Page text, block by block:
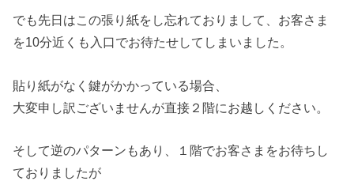
でも先日はこの張り紙をし忘れておりまして、お客さま
を10分近くも入口でお待たせしてしまいました。
貼り紙がなく鍵がかかっている場合、
大変申し訳ございませんが直接２階にお越しください。
そして逆のパターンもあり、１階でお客さまをお待ちし
ておりましたが